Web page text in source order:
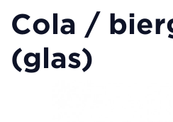
Cola /
(glas)